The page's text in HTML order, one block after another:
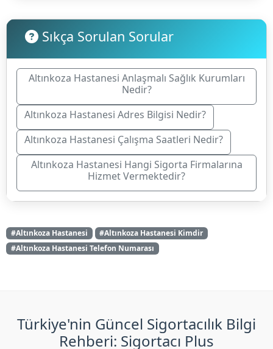
Sıkça Sorulan Sorular
Altınkoza Hastanesi Anlaşmalı Sağlık Kurumları
Nedir?
Altınkoza Hastanesi Adres Bilgisi Nedir?
Altınkoza Hastanesi Çalışma Saatleri Nedir?
Altınkoza Hastanesi Hangi Sigorta Firmalarına
Hizmet Vermektedir?
#Altınkoza Hastanesi
#Altınkoza Hastanesi Kimdir
#Altınkoza Hastanesi Telefon Numarası
Türkiye'nin Güncel Sigortacılık Bilgi
Rehberi: Sigortacı Plus